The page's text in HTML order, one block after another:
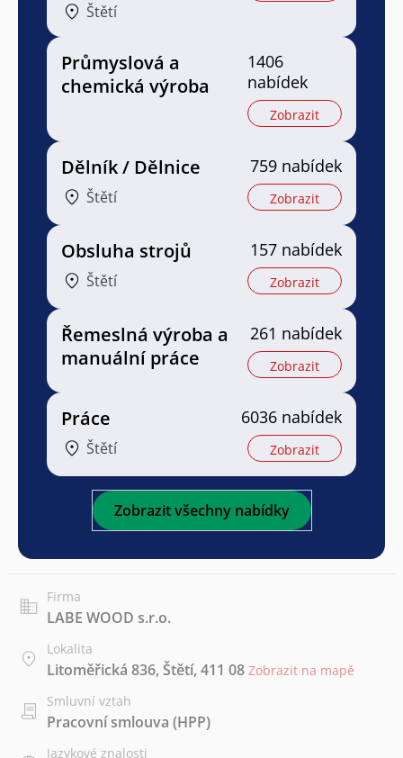
Štětí
Průmyslová a
chemická výroba
1406
nabídek
Zobrazit
Dělník / Dělnice
Štětí
759 nabídek
Zobrazit
Obsluha strojů
Štětí
157 nabídek
Zobrazit
Řemeslná výroba a
manuální práce
261 nabídek
Zobrazit
Práce
Štětí
6036 nabídek
Zobrazit
Zobrazit všechny nabídky
Firma
LABE WOOD s.r.o.
Lokalita
Litoměřická 836, Štětí, 411 08 Zobrazit na mapě
Smluvní vztah
Pracovní smlouva (HPP)
Jazykové znalosti